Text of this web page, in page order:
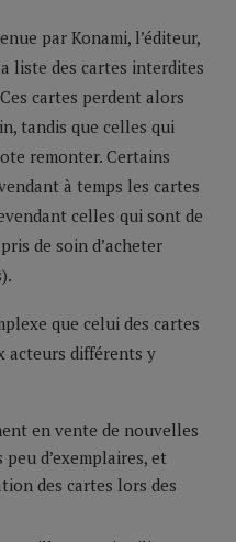
par Konami, l’éditeur,
liste des cartes interdites
cartes perdent alors
tandis que celles qui
remonter. Certains
à temps les cartes
celles qui sont de
de soin d’acheter
que celui des cartes
acteurs différents y
en vente de nouvelles
d’exemplaires, et
des cartes lors des